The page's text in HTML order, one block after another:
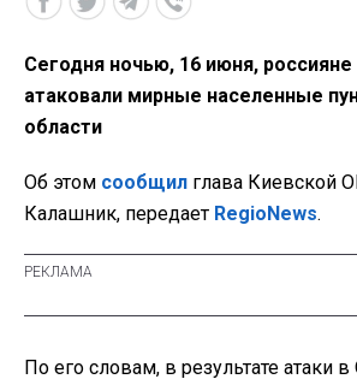
Сегодня ночью, 16 июня, россияне
атаковали мирные населенные
области
Об этом сообщил глава Киевской
Калашник, передает RegioNews.
По его словам, в результате атаки